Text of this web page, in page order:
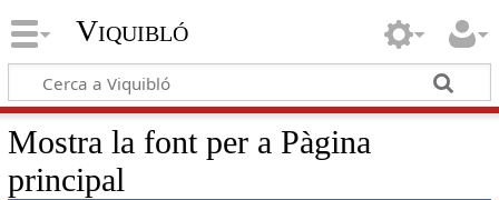
Viquibló
Mostra la font per a Pàgina
principal